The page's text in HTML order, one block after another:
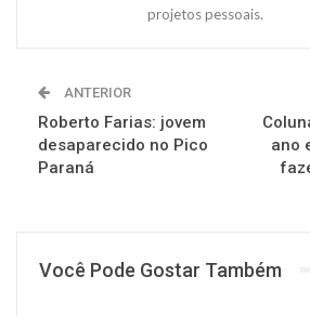
projetos pessoais.
ANTERIOR
Roberto Farias: jovem
desaparecido no Pico
Paraná
ano
Você Pode Gostar Também